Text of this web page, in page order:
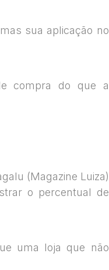
sua aplicação no
compra do que a
(Magazine Luiza)
o percentual de
uma loja que não